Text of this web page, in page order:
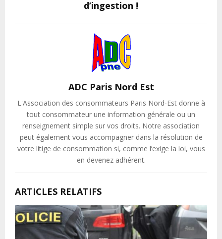
d’ingestion !
ADC Paris Nord Est
L'Association des consommateurs Paris Nord-Est donne à
tout consommateur une information générale ou un
renseignement simple sur vos droits. Notre association
peut également vous accompagner dans la résolution de
votre litige de consommation si, comme l’exige la loi, vous
en devenez adhérent.
ARTICLES RELATIFS